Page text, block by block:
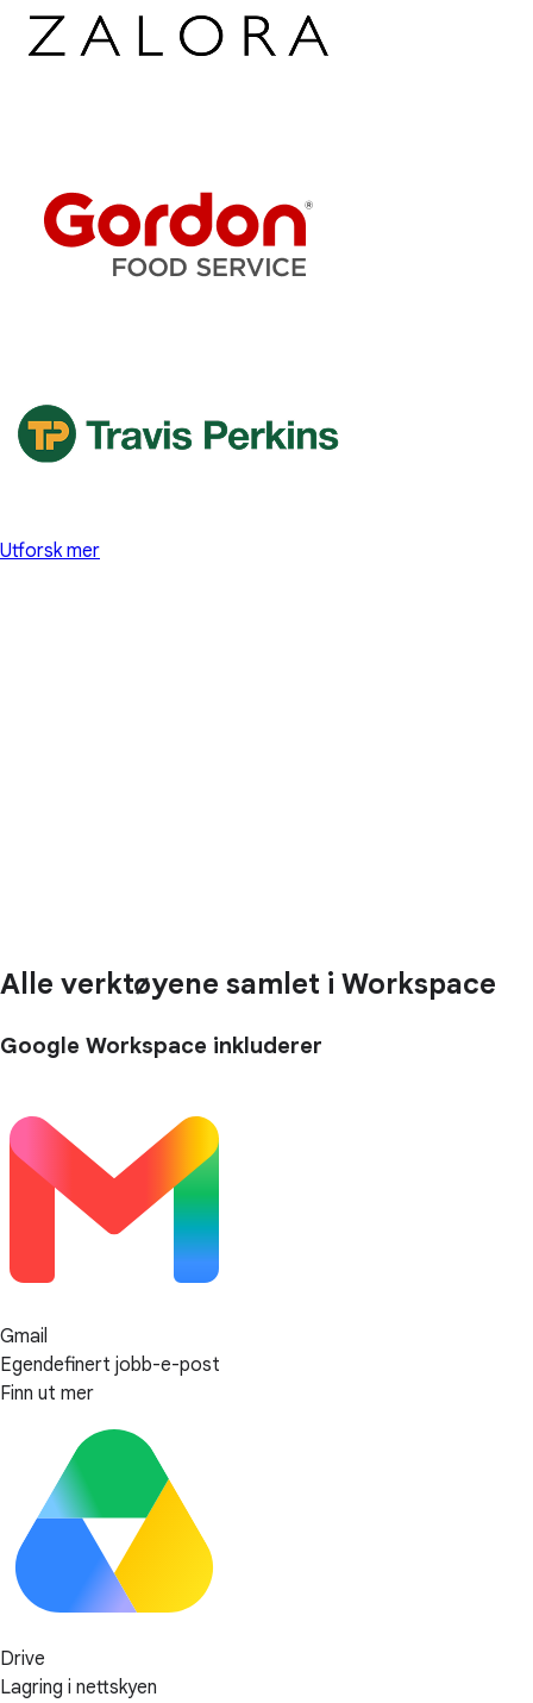
Utforsk mer
Alle verktøyene samlet i Workspace
Google Workspace inkluderer
Gmail
Egendefinert jobb-e-post
Finn ut mer
Drive
Lagring i nettskyen